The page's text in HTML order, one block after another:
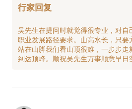
行家回复
吴先生在提问时就觉得很专业，对自
职业发展路径要求。山高水长，只要
站在山脚我们看山顶很难，一步步走